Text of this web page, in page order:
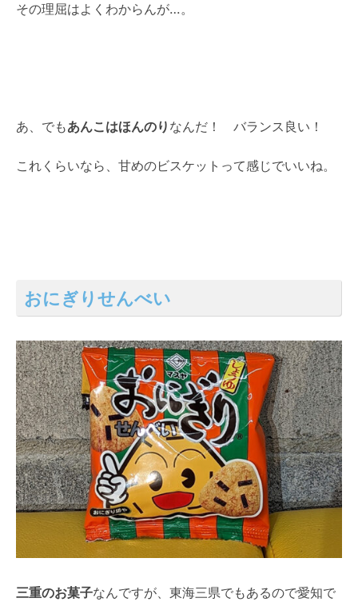
その理屈はよくわからんが…。
あ、でもあんこはほんのり なんだ！ バランス良い！
これくらいなら、甘めのビスケットって感じでいいね。
おにぎりせんべい
三重のお菓子なんですが、東海三県でもあるので愛知で